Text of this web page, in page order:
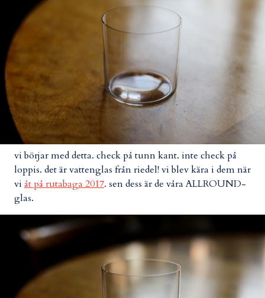
vi börjar med detta. check på tunn kant. inte check på
loppis. det är vattenglas från riedel! vi blev kära i dem när
vi åt på rutabaga 2017. sen dess är de våra ALLROUND-
glas.